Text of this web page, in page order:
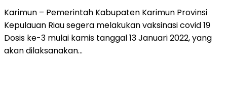
Karimun – Pemerintah Kabupaten Karimun Provinsi
Kepulauan Riau segera melakukan vaksinasi covid 19
Dosis ke-3 mulai kamis tanggal 13 Januari 2022, yang
akan dilaksanakan…